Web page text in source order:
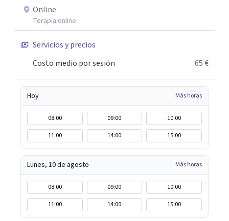
Online
Terapia online
Servicios y precios
Costo medio por sesión
65 €
Hoy Más horas
08:00 09:00
10:00
11:00
14:00 15:00
Lunes, 10 de agosto Más horas
08:00 09:00
10:00
11:00
14:00 15:00